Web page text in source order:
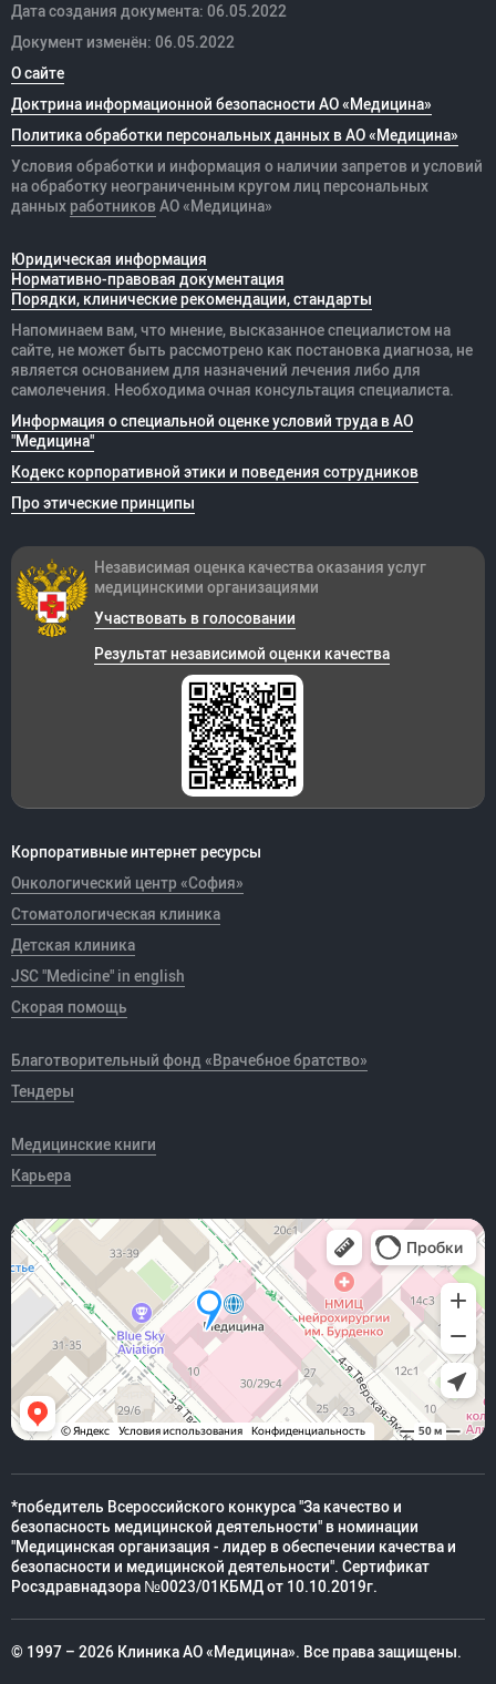
Дата создания документа: 06.05.2022
Документ изменён: 06.05.2022
О сайте
Доктрина информационной безопасности АО «Медицина»
Политика обработки персональных данных в АО «Медицина»
Условия обработки и информация о наличии запретов и условий
на обработку неограниченным кругом лиц персональных
данных работников АО «Медицина»
Юридическая информация
Нормативно-правовая документация
Порядки, клинические рекомендации, стандарты
Напоминаем вам, что мнение, высказанное специалистом на
сайте, не может быть рассмотрено как постановка диагноза, не
является основанием для назначений лечения либо для
самолечения. Необходима очная консультация специалиста.
Информация о специальной оценке условий труда в АО
"Медицина"
Кодекс корпоративной этики и поведения сотрудников
Про этические принципы
Корпоративные интернет ресурсы
Онкологический центр «София»
Стоматологическая клиника
Детская клиника
JSC "Medicine" in english
Скорая помощь
Благотворительный фонд «Врачебное братство»
Тендеры
Медицинские книги
Карьера
Независимая оценка качества оказания услуг
медицинскими организациями
Участвовать в голосовании
Результат независимой оценки качества
*победитель Всероссийского конкурса "За качество и
безопасность медицинской деятельности" в номинации
"Медицинская организация - лидер в обеспечении качества и
безопасности и медицинской деятельности". Сертификат
Росздравнадзора №0023/01КБМД от 10.10.2019г.
© 1997 – 2026 Клиника АО «Медицина». Все права защищены.